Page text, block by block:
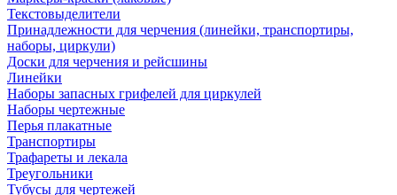
Текстовыделители
Принадлежности для черчения (линейки, транспортиры,
наборы, циркули)
Доски для черчения и рейсшины
Линейки
Наборы запасных грифелей для циркулей
Наборы чертежные
Перья плакатные
Транспортиры
Трафареты и лекала
Треугольники
Тубусы для чертежей